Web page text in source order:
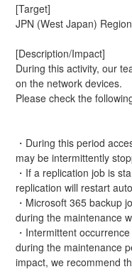
[Target]
JPN (West Japan) Region
[Description/Impact]
During this activity, our
on the network devices.
Please check the
・During this period
may be intermittently
・If a replication job is
replication will restart
・Microsoft 365 backup
during the maintenance
・Intermittent
during the maintenance
impact, we recommend